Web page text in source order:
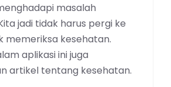
masalah
jadi tidak harus pergi ke
memeriksa kesehatan.
aplikasi ini juga
artikel tentang kesehatan.